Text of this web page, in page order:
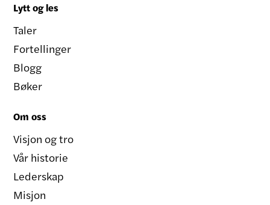
Lytt og les
Taler
Fortellinger
Blogg
Bøker
Om oss
Visjon og tro
Vår historie
Lederskap
Misjon